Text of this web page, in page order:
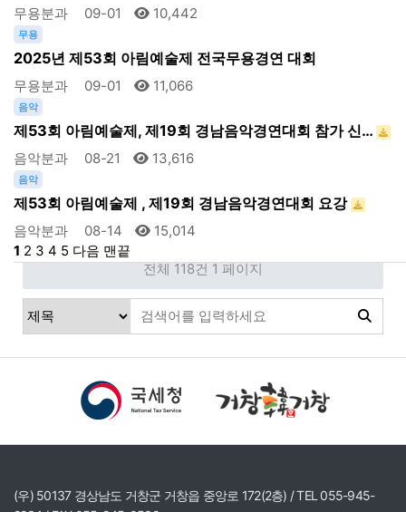
무용분과 09-01 10,442
무용
2025년 제53회 아림예술제 전국무용경연 대회
무용분과 09-01 11,066
음악
제53회 아림예술제, 제19회 경남음악경연대회 참가 신…
음악분과 08-21 13,616
음악
제53회 아림예술제 , 제19회 경남음악경연대회 요강
음악분과 08-14
15,014
1 2 3 4 5 다음 맨끝
전체 118건 1 페이지
(우) 50137 경상남도 거창군 거창읍 중앙로 172(2층) / TEL 055-945-